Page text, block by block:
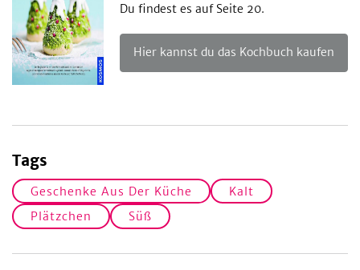
Du findest es auf Seite 20.
Hier kannst du das Kochbuch kaufen
Tags
Geschenke Aus Der Küche
Kalt
Plätzchen
Süß